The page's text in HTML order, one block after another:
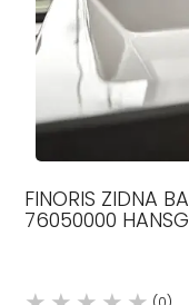
FINORIS ZIDNA
76050000